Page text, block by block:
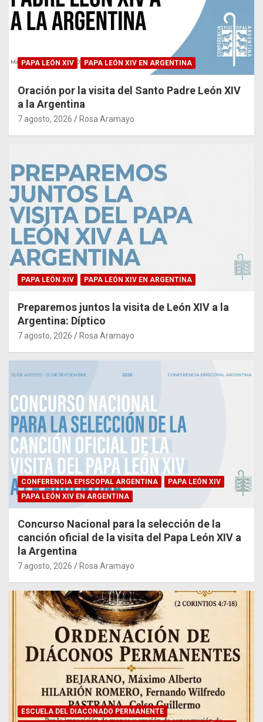
PAPA LEÓN XIV PAPA LEÓN XIV EN ARGENTINA
Oración por la visita del Santo Padre León XIV
a la Argentina
7 agosto, 2026 Rosa Aramayo
PAPA LEÓN XIV PAPA LEÓN XIV EN ARGENTINA
Preparemos juntos la visita de León XIV a la
Argentina: Díptico
7 agosto, 2026 Rosa Aramayo
CONFERENCIA EPISCOPAL ARGENTINA
PAPA LEÓN XIV
PAPA LEÓN XIV EN ARGENTINA
Concurso Nacional para la selección de la
canción oficial de la visita del Papa León XIV a
la Argentina
7 agosto, 2026 Rosa Aramayo
ESCUELA DEL DIACONADO PERMANENTE